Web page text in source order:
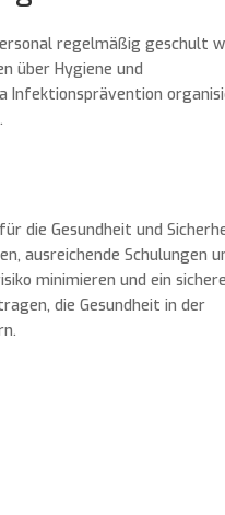
regelmäßig geschult
über Hygiene und
Infektionsprävention
die Gesundheit und
ausreichende Schulungen
minimieren und ein
die Gesundheit in der